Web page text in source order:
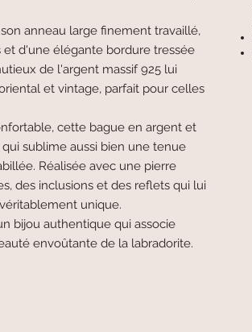
anneau large finement travaillé,
d'une élégante bordure tressée
de l'argent massif 925 lui
et vintage, parfait pour celles
cette bague en argent et
sublime aussi bien une tenue
Réalisée avec une pierre
des inclusions et des reflets qui lui
unique.
bijou authentique qui associe
envoûtante de la labradorite.